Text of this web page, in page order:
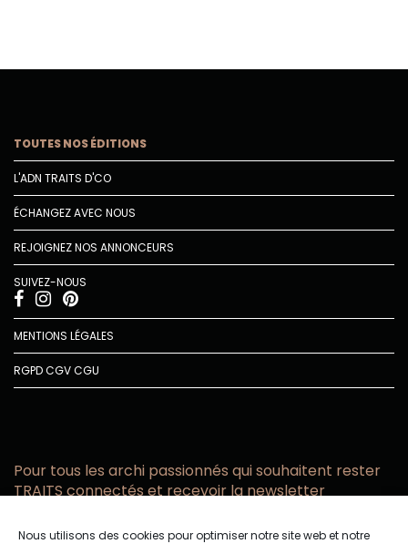
Nous utilisons des cookies pour optimiser notre site web et notre
TOUTES NOS ÉDITIONS
L'ADN TRAITS D'CO
ÉCHANGEZ AVEC NOUS
REJOIGNEZ NOS ANNONCEURS
SUIVEZ-NOUS
MENTIONS LÉGALES
RGPDCGVCGU
Pour tous les archi passionnés qui souhaitent rester
TRAITS connectés et recevoir la newsletter